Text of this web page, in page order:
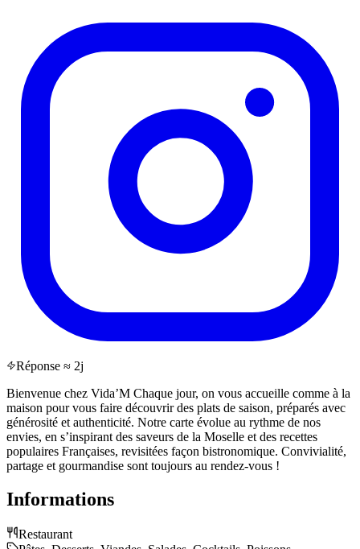
Réponse ≈ 2j
Bienvenue chez Vida’M Chaque jour, on vous accueille comme à la
maison pour vous faire découvrir des plats de saison, préparés avec
générosité et authenticité. Notre carte évolue au rythme de nos
envies, en s’inspirant des saveurs de la Moselle et des recettes
populaires Françaises, revisitées façon bistronomique. Convivialité,
partage et gourmandise sont toujours au rendez-vous !
Informations
Restaurant